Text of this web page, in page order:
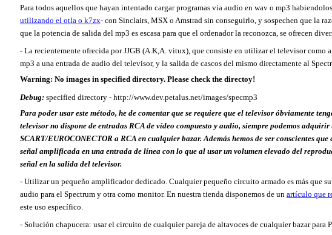
Para todos aquellos que hayan intentado cargar programas via audio en wav o mp3
utilizando el otla o k7zx- con Sinclairs, MSX o Amstrad sin conseguirlo, y sospechen que la
que la potencia de salida del mp3 es escasa para que el ordenador la reconozca, se ofrecen
- La recientemente ofrecida por JJGB (A.K,A. vitux), que consiste en utilizar el televisor como
mp3 a una entrada de audio del televisor, y la salida de cascos del mismo directamente al
Warning: No images in specified directory. Please check the directoy!
Debug:specified directory - http://www.dev.petalus.net/images/specmp3
Para poder usar este método, he de comentar que se requiere que el televisor óbviamente
televisor no dispone de entradas RCA de vídeo compuesto y audio, siempre podemos
SCART/EUROCONECTOR a RCA en cualquier bazar. Además hemos de ser conscientes
señal amplificada en una entrada de línea con lo que al usar un volumen elevado del
señal en la salida del televisor.
- Utilizar un pequeño amplificador dedicado. Cualquier pequeño circuito armado es más que
audio para el Spectrum y otra como monitor. En nuestra tienda disponemos de un artículo que
este uso específico.
- Solución chapucera: usar el circuito de cualquier pareja de altavoces de cualquier bazar para